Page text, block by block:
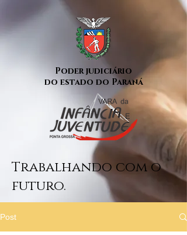
Poder judiciário
do estado do Paraná
Trabalhando com o
futuro.
Post